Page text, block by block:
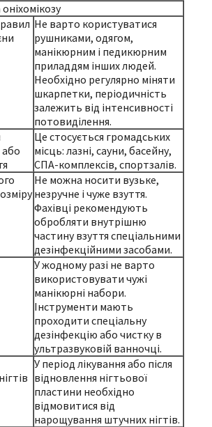
Не варто користуватися
рушниками, одягом,
манікюрним і педикюрним
приладдям інших людей.
Необхідно регулярно міняти
шкарпетки, періодичність
залежить від інтенсивності
потовиділення.
Це стосується громадських
місць: лазні, сауни, басейну,
СПА-комплексів, спортзалів.
Не можна носити вузьке,
незручне і чуже взуття.
Фахівці рекомендують
обробляти внутрішню
частину взуття спеціальними
дезінфекційними засобами.
У жодному разі не варто
використовувати чужі
манікюрні набори.
Інструменти мають
проходити спеціальну
дезінфекцію або чистку в
ультразвуковій ванночці.
У період лікування або після
відновлення нігтьової
пластини необхідно
відмовитися від
нарощування штучних нігтів.